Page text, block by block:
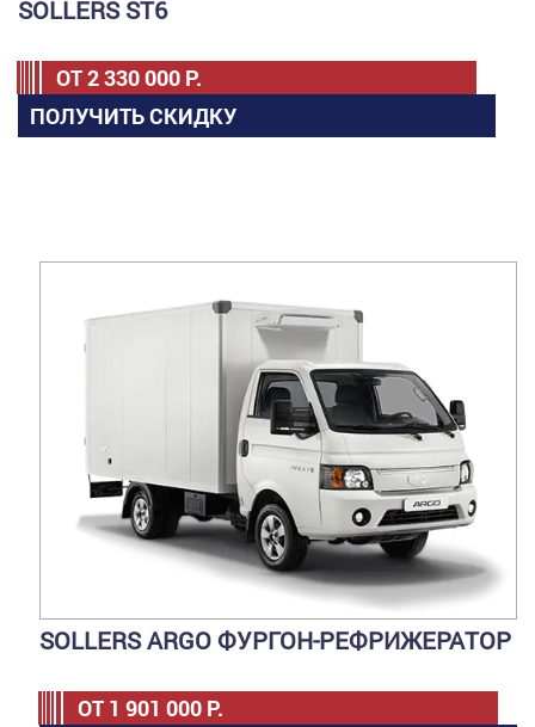
SOLLERS ST6
ОТ2 330 000 Р.
ПОЛУЧИТЬ СКИДКУ
SOLLERS ARGO ФУРГОН-РЕФРИЖЕРАТОР
ОТ 1 901 000 Р.